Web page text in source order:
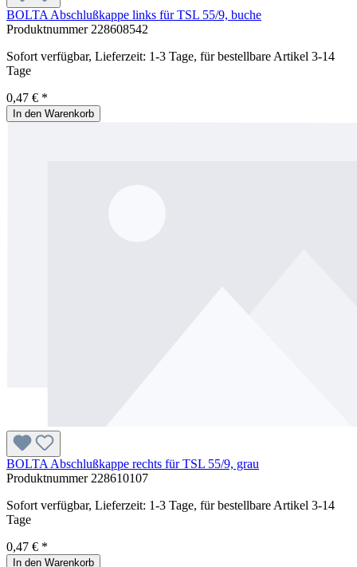
BOLTA Abschlußkappe links für TSL 55/9, buche
Produktnummer228608542
Sofort verfügbar, Lieferzeit: 1-3 Tage, für bestellbare Artikel 3-14
Tage
0,47 € *
In den Warenkorb
BOLTA Abschlußkappe rechts für TSL 55/9, grau
Produktnummer228610107
Sofort verfügbar, Lieferzeit: 1-3 Tage, für bestellbare Artikel 3-14
Tage
0,47 € *
In den Warenkorb